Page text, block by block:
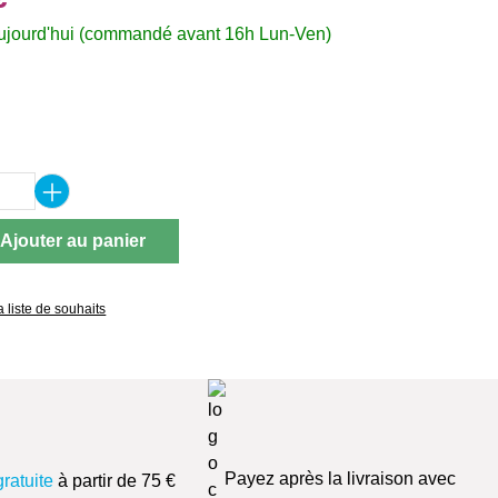
(commandé avant 16h Lun-Ven)
de produit : Entrez la quantité souhaitée
Ajouter au panier
liste de souhaits
à partir de 75 €
Payez après la livraison avec